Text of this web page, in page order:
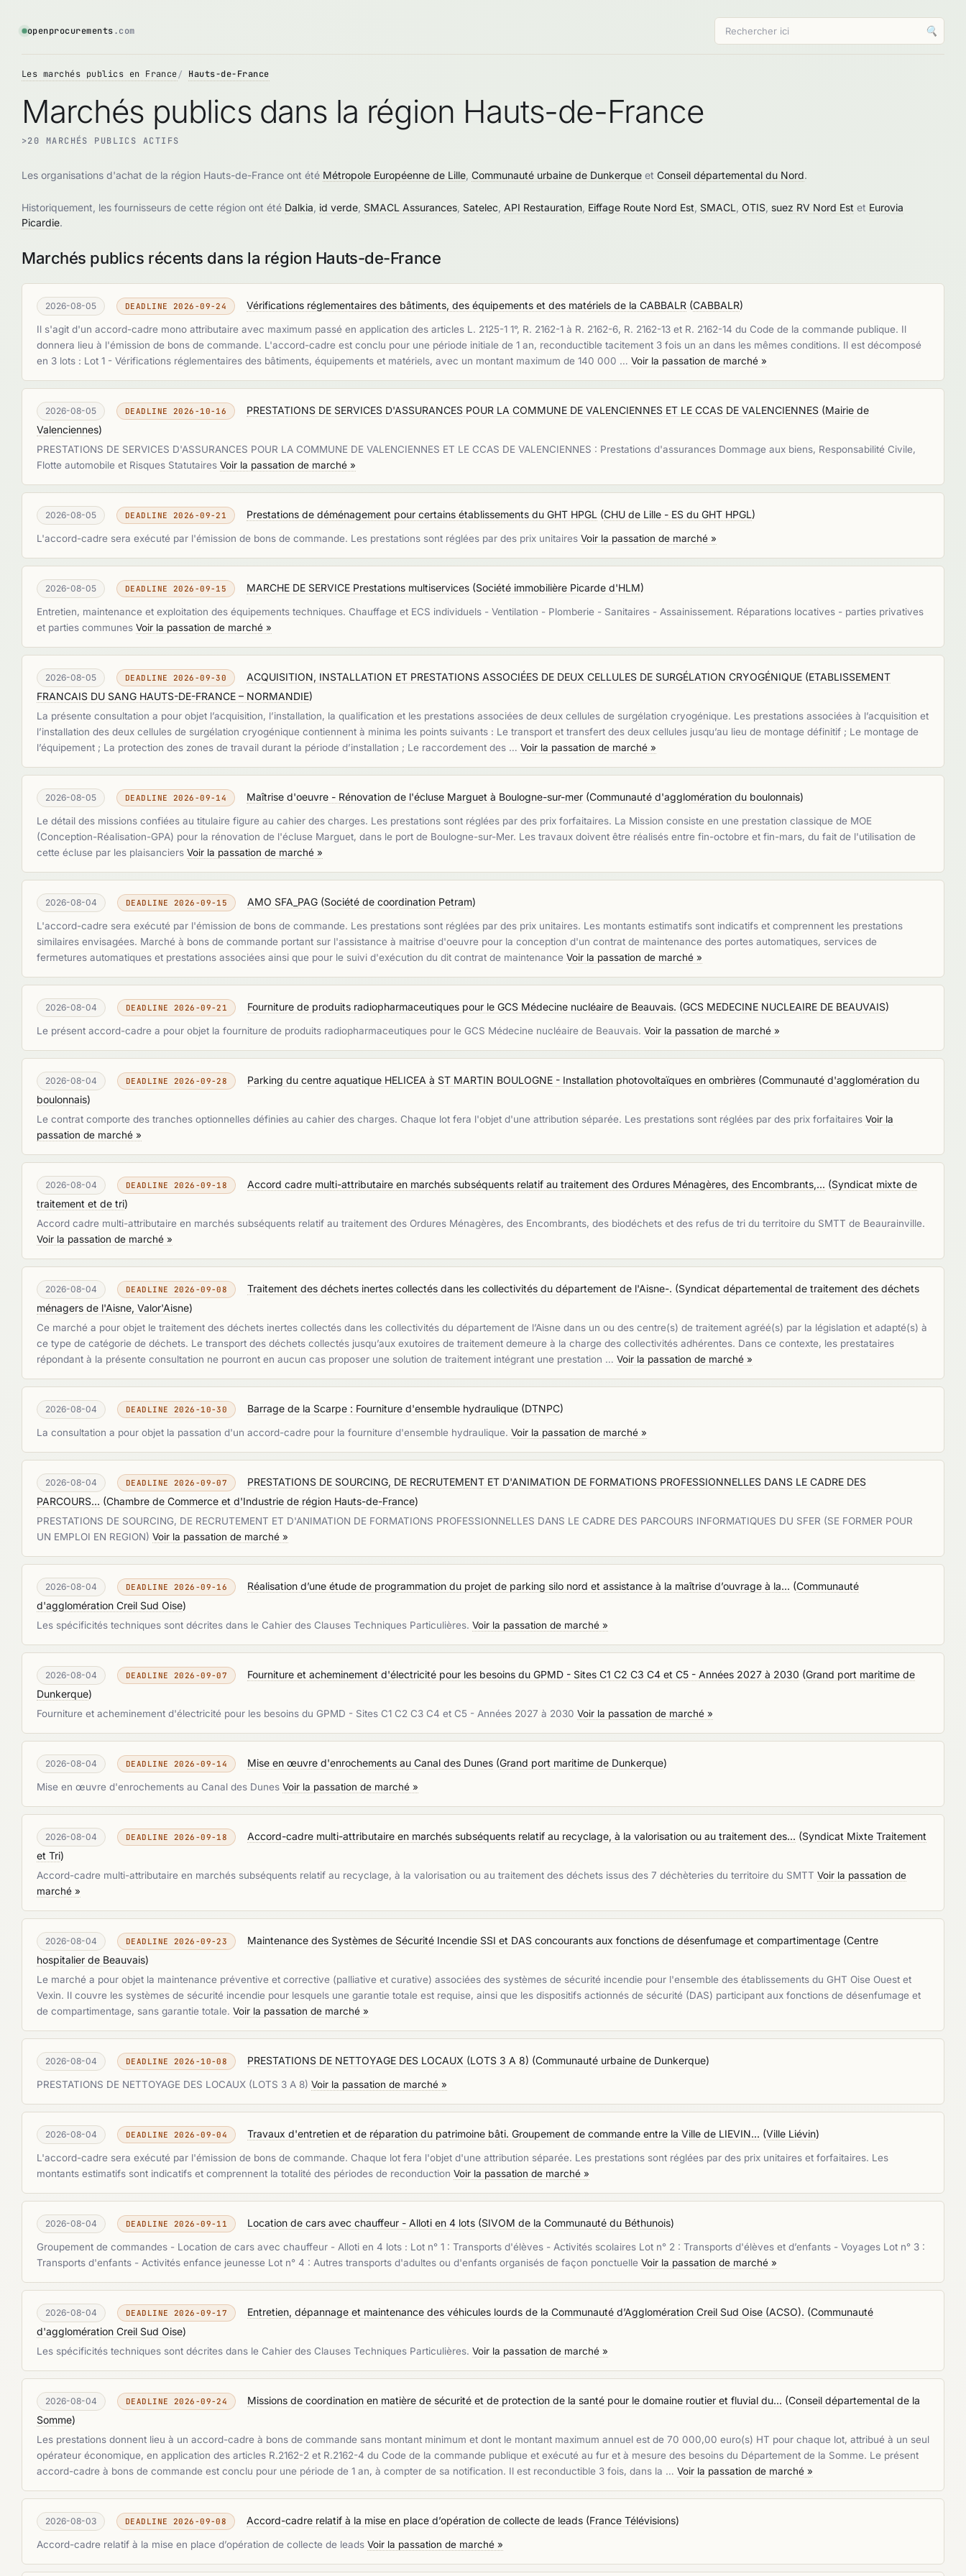
openprocurements.com 🔍
Les marchés publics en France Hauts-de-France
Marchés publics dans la région Hauts-de-France
>20 MARCHÉS PUBLICS ACTIFS
Les organisations d'achat de la région Hauts-de-France ont été Métropole Européenne de Lille Communauté urbaine de Dunkerque et Conseil départemental du Nord.
Historiquement, les fournisseurs de cette région ont été Dalkia id verde SMACL Assurances Satelec API Restauration Eiffage Route Nord Est SMACL OTIS suez RV Nord Est et Eurovia
Picardie.
Marchés publics récents dans la région Hauts-de-France
2026-08-05 DEADLINE 2026-09-24 Vérifications réglementaires des bâtiments, des équipements et des matériels de la CABBALR (CABBALR)
Il s'agit d'un accord-cadre mono attributaire avec maximum passé en application des articles L. 2125-1 1°, R. 2162-1 à R. 2162-6, R. 2162-13 et R. 2162-14 du Code de la commande publique. Il
donnera lieu à l'émission de bons de commande. L'accord-cadre est conclu pour une période initiale de 1 an, reconductible tacitement 3 fois un an dans les mêmes conditions. Il est décomposé
en 3 lots : Lot 1 - Vérifications réglementaires des bâtiments, équipements et matériels, avec un montant maximum de 140 000 … Voir la passation de marché »
2026-08-05 DEADLINE 2026-10-16 PRESTATIONS DE SERVICES D'ASSURANCES POUR LA COMMUNE DE VALENCIENNES ET LE CCAS DE VALENCIENNES (Mairie de
Valenciennes)
PRESTATIONS DE SERVICES D'ASSURANCES POUR LA COMMUNE DE VALENCIENNES ET LE CCAS DE VALENCIENNES : Prestations d'assurances Dommage aux biens, Responsabilité Civile,
Flotte automobile et Risques Statutaires Voir la passation de marché »
2026-08-05 DEADLINE 2026-09-21 Prestations de déménagement pour certains établissements du GHT HPGL (CHU de Lille - ES du GHT HPGL)
L'accord-cadre sera exécuté par l'émission de bons de commande. Les prestations sont réglées par des prix unitaires Voir la passation de marché »
2026-08-05 DEADLINE 2026-09-15 MARCHE DE SERVICE Prestations multiservices (Société immobilière Picarde d'HLM)
Entretien, maintenance et exploitation des équipements techniques. Chauffage et ECS individuels - Ventilation - Plomberie - Sanitaires - Assainissement. Réparations locatives - parties privatives
et parties communes Voir la passation de marché »
2026-08-05 DEADLINE 2026-09-30 ACQUISITION, INSTALLATION ET PRESTATIONS ASSOCIÉES DE DEUX CELLULES DE SURGÉLATION CRYOGÉNIQUE (ETABLISSEMENT
FRANCAIS DU SANG HAUTS-DE-FRANCE – NORMANDIE)
La présente consultation a pour objet l’acquisition, l’installation, la qualification et les prestations associées de deux cellules de surgélation cryogénique. Les prestations associées à l’acquisition et
l’installation des deux cellules de surgélation cryogénique contiennent à minima les points suivants : Le transport et transfert des deux cellules jusqu’au lieu de montage définitif ; Le montage de
l’équipement ; La protection des zones de travail durant la période d’installation ; Le raccordement des … Voir la passation de marché »
2026-08-05 DEADLINE 2026-09-14 Maîtrise d'oeuvre - Rénovation de l'écluse Marguet à Boulogne-sur-mer (Communauté d'agglomération du boulonnais)
Le détail des missions confiées au titulaire figure au cahier des charges. Les prestations sont réglées par des prix forfaitaires. La Mission consiste en une prestation classique de MOE
(Conception-Réalisation-GPA) pour la rénovation de l'écluse Marguet, dans le port de Boulogne-sur-Mer. Les travaux doivent être réalisés entre fin-octobre et fin-mars, du fait de l'utilisation de
cette écluse par les plaisanciers Voir la passation de marché »
2026-08-04 DEADLINE 2026-09-15 AMO SFA_PAG (Société de coordination Petram)
L'accord-cadre sera exécuté par l'émission de bons de commande. Les prestations sont réglées par des prix unitaires. Les montants estimatifs sont indicatifs et comprennent les prestations
similaires envisagées. Marché à bons de commande portant sur l'assistance à maitrise d'oeuvre pour la conception d'un contrat de maintenance des portes automatiques, services de
fermetures automatiques et prestations associées ainsi que pour le suivi d'exécution du dit contrat de maintenance Voir la passation de marché »
2026-08-04 DEADLINE 2026-09-21 Fourniture de produits radiopharmaceutiques pour le GCS Médecine nucléaire de Beauvais. (GCS MEDECINE NUCLEAIRE DE BEAUVAIS)
Le présent accord-cadre a pour objet la fourniture de produits radiopharmaceutiques pour le GCS Médecine nucléaire de Beauvais. Voir la passation de marché »
2026-08-04 DEADLINE 2026-09-28 Parking du centre aquatique HELICEA à ST MARTIN BOULOGNE - Installation photovoltaïques en ombrières (Communauté d'agglomération du
boulonnais)
Le contrat comporte des tranches optionnelles définies au cahier des charges. Chaque lot fera l'objet d'une attribution séparée. Les prestations sont réglées par des prix forfaitaires Voir la
passation de marché »
2026-08-04 DEADLINE 2026-09-18 Accord cadre multi-attributaire en marchés subséquents relatif au traitement des Ordures Ménagères, des Encombrants,... (Syndicat mixte de
traitement et de tri)
Accord cadre multi-attributaire en marchés subséquents relatif au traitement des Ordures Ménagères, des Encombrants, des biodéchets et des refus de tri du territoire du SMTT de Beaurainville.
Voir la passation de marché »
2026-08-04 DEADLINE 2026-09-08 Traitement des déchets inertes collectés dans les collectivités du département de l'Aisne-. (Syndicat départemental de traitement des déchets
ménagers de l'Aisne, Valor'Aisne)
Ce marché a pour objet le traitement des déchets inertes collectés dans les collectivités du département de l’Aisne dans un ou des centre(s) de traitement agréé(s) par la législation et adapté(s) à
ce type de catégorie de déchets. Le transport des déchets collectés jusqu’aux exutoires de traitement demeure à la charge des collectivités adhérentes. Dans ce contexte, les prestataires
répondant à la présente consultation ne pourront en aucun cas proposer une solution de traitement intégrant une prestation … Voir la passation de marché »
2026-08-04 DEADLINE 2026-10-30 Barrage de la Scarpe : Fourniture d'ensemble hydraulique (DTNPC)
La consultation a pour objet la passation d'un accord-cadre pour la fourniture d'ensemble hydraulique. Voir la passation de marché »
2026-08-04 DEADLINE 2026-09-07
PRESTATIONS DE SOURCING, DE RECRUTEMENT ET D'ANIMATION DE FORMATIONS PROFESSIONNELLES DANS LE CADRE DES
PARCOURS... (Chambre de Commerce et d'Industrie de région Hauts-de-France)
PRESTATIONS DE SOURCING, DE RECRUTEMENT ET D'ANIMATION DE FORMATIONS PROFESSIONNELLES DANS LE CADRE DES PARCOURS INFORMATIQUES DU SFER (SE FORMER POUR
UN EMPLOI EN REGION) Voir la passation de marché »
2026-08-04 DEADLINE 2026-09-16 Réalisation d’une étude de programmation du projet de parking silo nord et assistance à la maîtrise d’ouvrage à la... (Communauté
d'agglomération Creil Sud Oise)
Les spécificités techniques sont décrites dans le Cahier des Clauses Techniques Particulières. Voir la passation de marché »
2026-08-04 DEADLINE 2026-09-07 Fourniture et acheminement d'électricité pour les besoins du GPMD - Sites C1 C2 C3 C4 et C5 - Années 2027 à 2030 (Grand port maritime de
Dunkerque)
Fourniture et acheminement d'électricité pour les besoins du GPMD - Sites C1 C2 C3 C4 et C5 - Années 2027 à 2030 Voir la passation de marché »
2026-08-04 DEADLINE 2026-09-14 Mise en œuvre d'enrochements au Canal des Dunes (Grand port maritime de Dunkerque)
Mise en œuvre d'enrochements au Canal des Dunes Voir la passation de marché »
2026-08-04 DEADLINE 2026-09-18 Accord-cadre multi-attributaire en marchés subséquents relatif au recyclage, à la valorisation ou au traitement des... (Syndicat Mixte Traitement
et Tri)
Accord-cadre multi-attributaire en marchés subséquents relatif au recyclage, à la valorisation ou au traitement des déchets issus des 7 déchèteries du territoire du SMTT Voir la passation de
marché »
2026-08-04 DEADLINE 2026-09-23 Maintenance des Systèmes de Sécurité Incendie SSI et DAS concourants aux fonctions de désenfumage et compartimentage (Centre
hospitalier de Beauvais)
Le marché a pour objet la maintenance préventive et corrective (palliative et curative) associées des systèmes de sécurité incendie pour l'ensemble des établissements du GHT Oise Ouest et
Vexin. Il couvre les systèmes de sécurité incendie pour lesquels une garantie totale est requise, ainsi que les dispositifs actionnés de sécurité (DAS) participant aux fonctions de désenfumage et
de compartimentage, sans garantie totale. Voir la passation de marché »
2026-08-04 DEADLINE 2026-10-08 PRESTATIONS DE NETTOYAGE DES LOCAUX (LOTS 3 A 8) (Communauté urbaine de Dunkerque)
PRESTATIONS DE NETTOYAGE DES LOCAUX (LOTS 3 A 8) Voir la passation de marché »
2026-08-04 DEADLINE 2026-09-04 Travaux d'entretien et de réparation du patrimoine bâti. Groupement de commande entre la Ville de LIEVIN... (Ville Liévin)
L'accord-cadre sera exécuté par l'émission de bons de commande. Chaque lot fera l'objet d'une attribution séparée. Les prestations sont réglées par des prix unitaires et forfaitaires. Les
montants estimatifs sont indicatifs et comprennent la totalité des périodes de reconduction Voir la passation de marché »
2026-08-04 DEADLINE 2026-09-11 Location de cars avec chauffeur - Alloti en 4 lots (SIVOM de la Communauté du Béthunois)
Groupement de commandes - Location de cars avec chauffeur - Alloti en 4 lots : Lot n° 1 : Transports d'élèves - Activités scolaires Lot n° 2 : Transports d'élèves et d’enfants - Voyages Lot n° 3 :
Transports d'enfants - Activités enfance jeunesse Lot n° 4 : Autres transports d'adultes ou d'enfants organisés de façon ponctuelle Voir la passation de marché »
2026-08-04 DEADLINE 2026-09-17 Entretien, dépannage et maintenance des véhicules lourds de la Communauté d’Agglomération Creil Sud Oise (ACSO). (Communauté
d'agglomération Creil Sud Oise)
Les spécificités techniques sont décrites dans le Cahier des Clauses Techniques Particulières. Voir la passation de marché »
2026-08-04 DEADLINE 2026-09-24 Missions de coordination en matière de sécurité et de protection de la santé pour le domaine routier et fluvial du... (Conseil départemental de la
Somme)
Les prestations donnent lieu à un accord-cadre à bons de commande sans montant minimum et dont le montant maximum annuel est de 70 000,00 euro(s) HT pour chaque lot, attribué à un seul
opérateur économique, en application des articles R.2162-2 et R.2162-4 du Code de la commande publique et exécuté au fur et à mesure des besoins du Département de la Somme. Le présent
accord-cadre à bons de commande est conclu pour une période de 1 an, à compter de sa notification. Il est reconductible 3 fois, dans la … Voir la passation de marché »
2026-08-03 DEADLINE 2026-09-08 Accord-cadre relatif à la mise en place d’opération de collecte de leads (France Télévisions)
Accord-cadre relatif à la mise en place d’opération de collecte de leads Voir la passation de marché »